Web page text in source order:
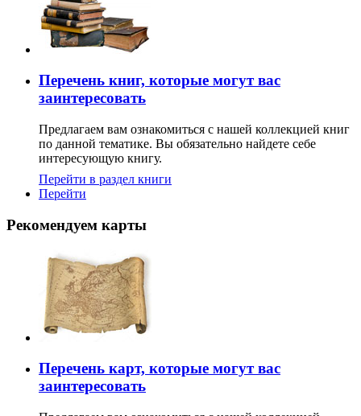
Перечень книг, которые могут вас
заинтересовать
Предлагаем вам ознакомиться с нашей коллекцией книг
по данной тематике. Вы обязательно найдете себе
интересующую книгу.
Перейти в раздел книги
Перейти
Рекомендуем карты
Перечень карт, которые могут вас
заинтересовать